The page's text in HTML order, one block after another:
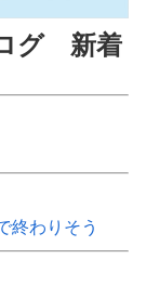
グ 新着
終わりそう